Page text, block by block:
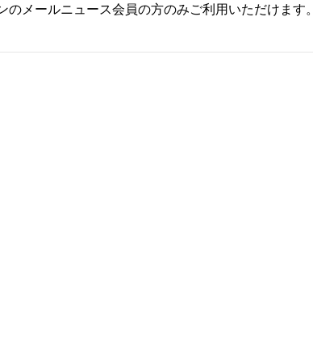
メールニュース会員の方のみご利用いただけます。